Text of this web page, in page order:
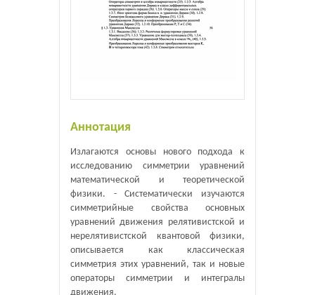
Аннотация
Излагаются основы нового подхода к
исследованию симметрии уравнений
математической и теоретической
физики. - Систематически изучаются
симметрийные свойства основных
уравнений движения релятивистской и
нерелятивистской квантовой физики,
описывается как классическая
симметрия этих уравнений, так и новые
операторы симметрии и интегралы
движения.